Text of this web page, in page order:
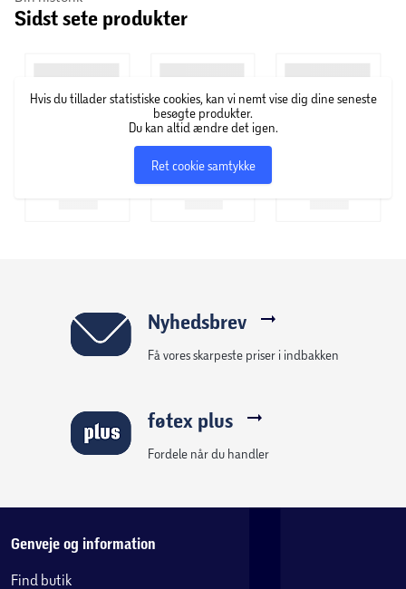
STUHR er en eksklusiv dansk frisørkæde, som blev startet i
hele verden i de nyeste trends og de seneste teknikker.
Hår- og stylingprodukterne er udviklet i samarbejde med
STUHR’s kreative team for at sikre den høje kvalitet.
Sidst sete produkter
Hvis du tillader statistiske cookies, kan vi nemt vise dig dine seneste
besøgte produkter.
Du kan altid ændre det igen.
Ret cookie samtykke
Nyhedsbrev
Få vores skarpeste priser i indbakken
føtex plus
Fordele når du handler
Genveje og information
Find butik